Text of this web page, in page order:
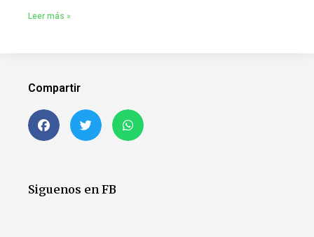
Leer más »
Compartir
Siguenos en FB